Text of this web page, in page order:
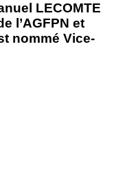
LECOMTE
l’AGFPN et
nommé Vice-